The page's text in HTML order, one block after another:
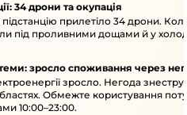
34 дрони та окупація
підстанцію прилетіло 34 дрони.
під проливними дощами й у
зросло споживання через
зросло. Негода
Обмежте користування
10:00–23:00.